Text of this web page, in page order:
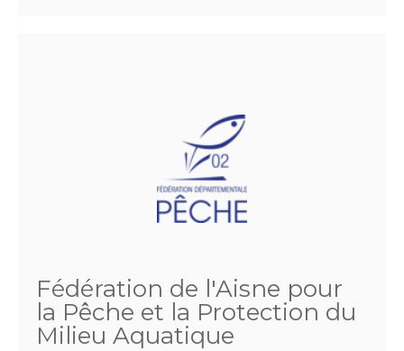
Fédération de l'Aisne pour
la Pêche et la Protection du
Milieu Aquatique